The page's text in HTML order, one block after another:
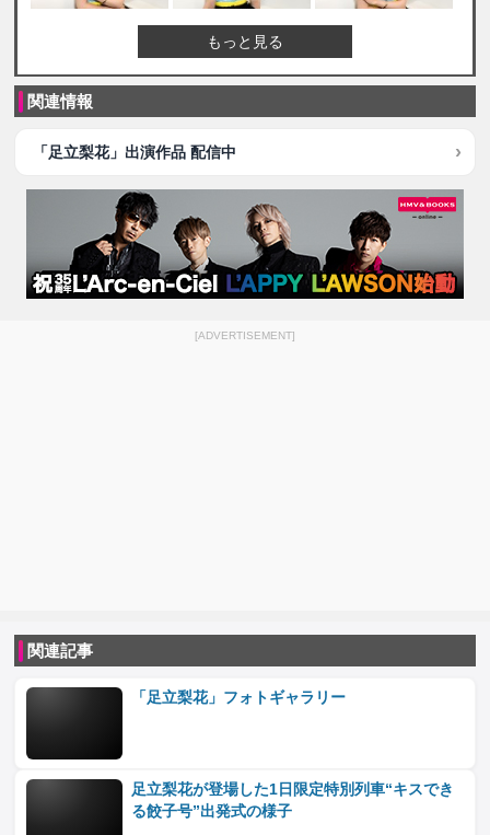
もっと見る
関連情報
「足立梨花」出演作品 配信中
[ADVERTISEMENT]
関連記事
「足立梨花」フォトギャラリー
足立梨花が登場した1日限定特別列車“キスでき
る餃子号”出発式の様子